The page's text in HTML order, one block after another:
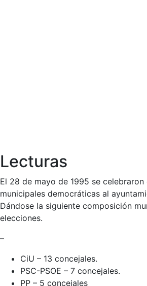
Lecturas
El 28 de mayo de 1995 se celebraron
municipales democráticas al
Dándose la siguiente composición
elecciones.
–
CiU – 13 concejales.
PSC-PSOE – 7 concejales.
PP – 5 concejales